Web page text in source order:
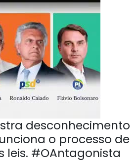
desconhecimento
o processo de
leis. #OAntagonista